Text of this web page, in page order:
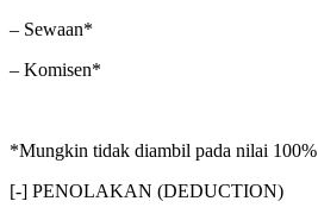
– Sewaan*
– Komisen*
*Mungkin tidak diambil pada nilai 100%
[-] PENOLAKAN (DEDUCTION)